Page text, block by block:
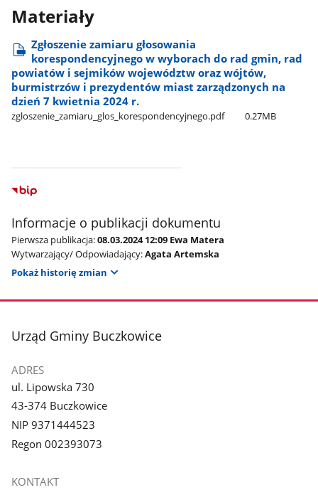
Materiały
Zgłoszenie zamiaru głosowania
korespondencyjnego w wyborach do rad gmin, rad
powiatów i sejmików województw oraz wójtów,
burmistrzów i prezydentów miast zarządzonych na
dzień 7 kwietnia 2024 r.
zgloszenie​_zamiaru​_glos​_korespondencyjnego.pdf 0.27MB
Informacje o publikacji dokumentu
Pierwsza publikacja:08.03.2024 12:09 Ewa Matera
Wytwarzający/ Odpowiadający:Agata Artemska
Pokaż historię zmian
stopka
Urząd Gminy Buczkowice
ADRES
ul. Lipowska 730
43-374 Buczkowice
NIP 9371444523
Regon 002393073
KONTAKT